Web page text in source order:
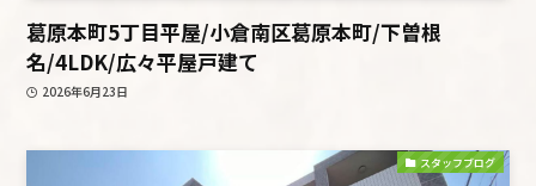
葛原本町5丁目平屋/小倉南区葛原本町/下曽根
名/4LDK/広々平屋戸建て
2026年6月23日
スタッフブログ